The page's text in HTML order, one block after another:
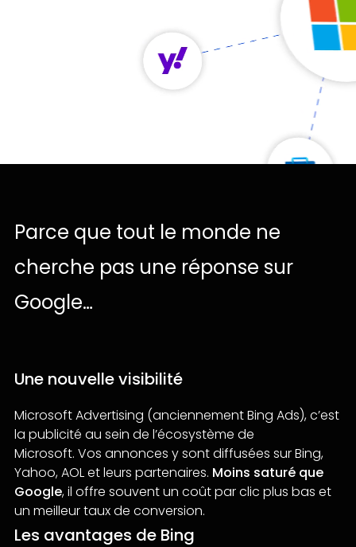
Parce que tout le monde ne
cherche pas une réponse sur
Google…
Une nouvelle visibilité
Microsoft Advertising (anciennement Bing Ads), c’est
la publicité au sein de l’écosystème de
Microsoft. Vos annonces y sont diffusées sur Bing,
Yahoo, AOL et leurs partenaires. Moins saturé que
Google, il offre souvent un coût par clic plus bas et
un meilleur taux de conversion.
Les avantages de Bing